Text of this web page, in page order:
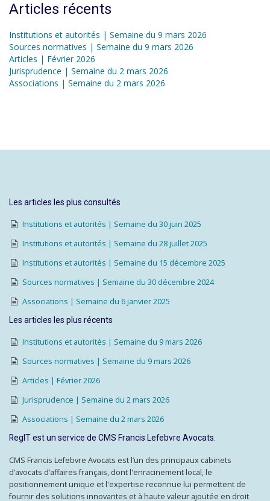
Articles récents
Institutions et autorités | Semaine du 9 mars 2026
Sources normatives | Semaine du 9 mars 2026
Articles | Février 2026
Jurisprudence | Semaine du 2 mars 2026
Associations | Semaine du 2 mars 2026
Les articles les plus consultés
Institutions et autorités | Semaine du 30 juin 2025
Institutions et autorités | Semaine du 28 juillet 2025
Institutions et autorités | Semaine du 15 décembre 2025
Sources normatives | Semaine du 30 décembre 2024
Associations | Semaine du 6 janvier 2025
Les articles les plus récents
Institutions et autorités | Semaine du 9 mars 2026
Sources normatives | Semaine du 9 mars 2026
Articles | Février 2026
Jurisprudence | Semaine du 2 mars 2026
Associations | Semaine du 2 mars 2026
RegIT est un service de CMS Francis Lefebvre Avocats.
CMS Francis Lefebvre Avocats est l’un des principaux cabinets
d’avocats d’affaires français, dont l'enracinement local, le
positionnement unique et l'expertise reconnue lui permettent de
fournir des solutions innovantes et à haute valeur ajoutée en droit